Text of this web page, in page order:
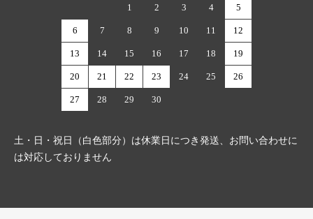
1 2 3 4 5
6 7 8 9 10 11 12
13 14 15 16 17 18 19
20 21 22 23 24 25 26
27 28 29 30
土・日・祝日（白色部分）は休業日につき発送、お問い合わせに
は対応しておりません